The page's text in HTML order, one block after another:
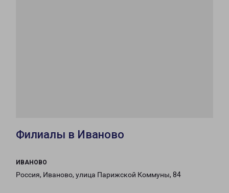
Филиалы в Иваново
ИВАНОВО
Россия, Иваново, улица Парижской Коммуны, 84